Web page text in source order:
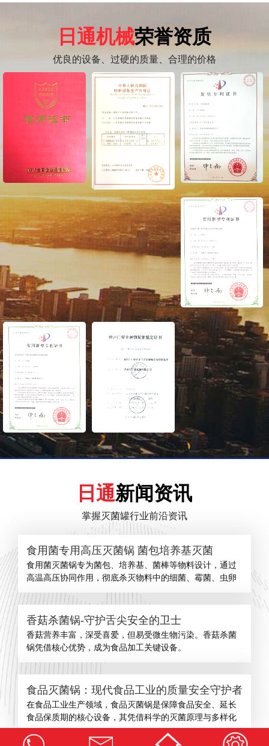
日通机械荣誉资质
优良的设备、过硬的质量、合理的价格
日通新闻资讯
掌握灭菌罐行业前沿资讯
食用菌专用高压灭菌锅 菌包培养基灭菌
食用菌灭菌锅专为菌包、培养基、菌棒等物料设计，通过
高温高压协同作用，彻底杀灭物料中的细菌、霉菌、虫卵
香菇杀菌锅-守护舌尖安全的卫士
​香菇营养丰富，深受喜爱，但易受微生物污染。香菇杀菌
锅凭借核心优势，成为食品加工关键设备。
食品灭菌锅：现代食品工业的质量安全守护者
在食品工业生产领域，食品灭菌锅是保障食品安全、延长
食品保质期的核心设备，其凭借科学的灭菌原理与多样化